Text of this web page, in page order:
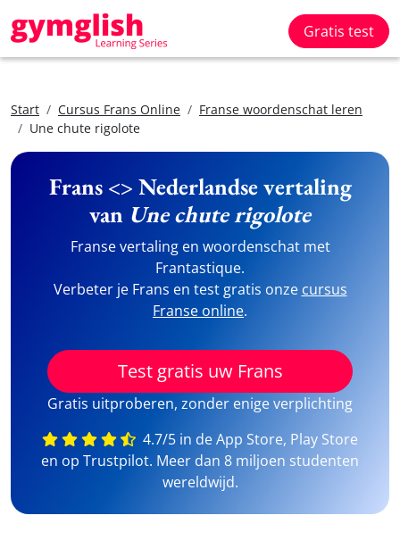
Gratis test
Start Cursus Frans Online
Franse woordenschat leren
Une chute rigolote
Frans <> Nederlandse vertaling
van Une chute rigolote
Franse vertaling en woordenschat met
Frantastique.
Verbeter je Frans en test gratis onze cursus
Franse online.
Test gratis uw Frans
Gratis uitproberen, zonder enige verplichting
4.7/5 in de App Store, Play Store
en op Trustpilot. Meer dan 8 miljoen studenten
wereldwijd.